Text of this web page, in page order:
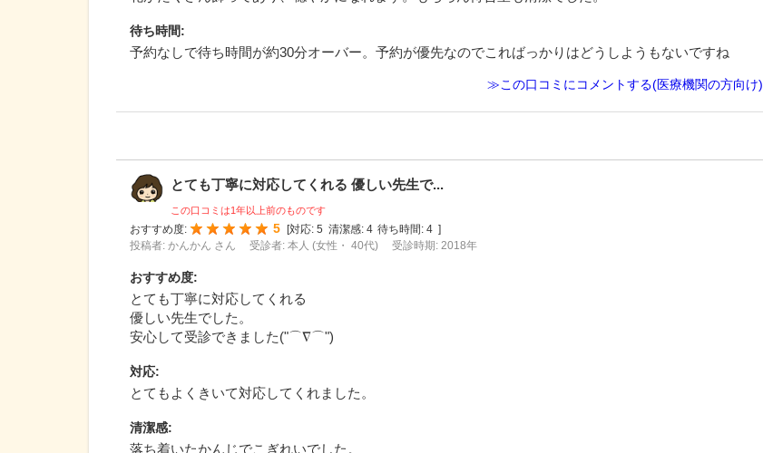
待ち時間:
予約なしで待ち時間が約30分オーバー。予約が優先なのでこればっかりはどうしようもないですね
≫この口コミにコメントする(医療機関の方向け)
とても丁寧に対応してくれる 優しい先生で...
この口コミは1年以上前のものです
おすすめ度:
5 対応: 5 清潔感: 4 待ち時間: 4
投稿者: かんかん さん
受診者: 本人 (女性・ 40代) 受診時期: 2018年
おすすめ度:
とても丁寧に対応してくれる
優しい先生でした。
安心して受診できました("⌒∇⌒")
対応:
とてもよくきいて対応してくれました。
清潔感:
落ち着いたかんじでこぎれいでした。